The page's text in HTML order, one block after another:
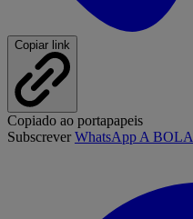
Copiar link
Copiado ao portapapeis
SubscreverWhatsApp A BOLA